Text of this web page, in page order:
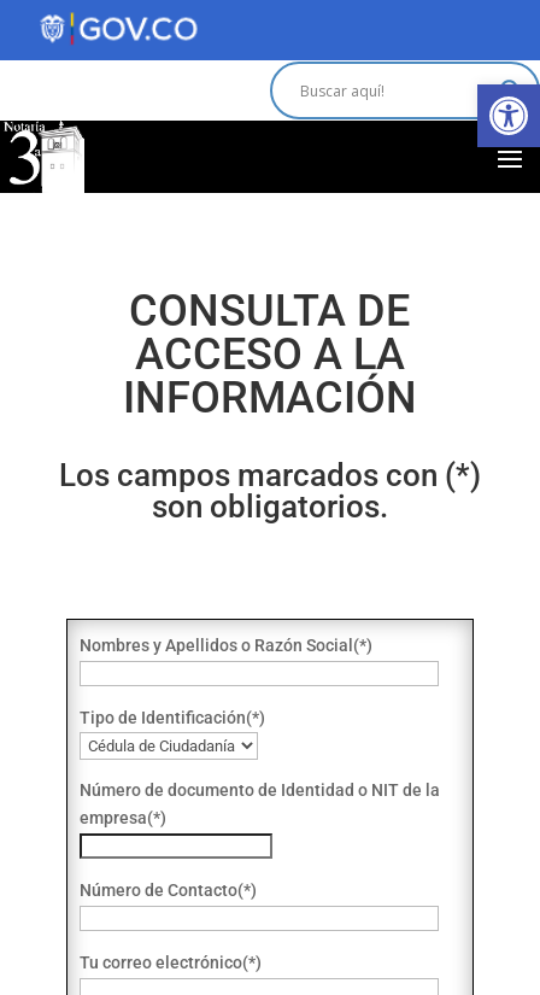
Abrir
CONSULTA DE
ACCESO A LA
INFORMACIÓN
Los campos marcados con (*)
son obligatorios.
Nombres y Apellidos o Razón Social(*)
Tipo de Identificación(*)
Número de documento de Identidad o NIT de la
empresa(*)
Número de Contacto(*)
Tu correo electrónico(*)